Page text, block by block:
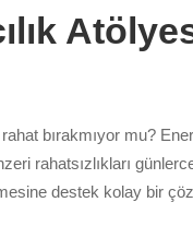
bırakmıyor mu?
rahatsızlıkları
destek kolay bir